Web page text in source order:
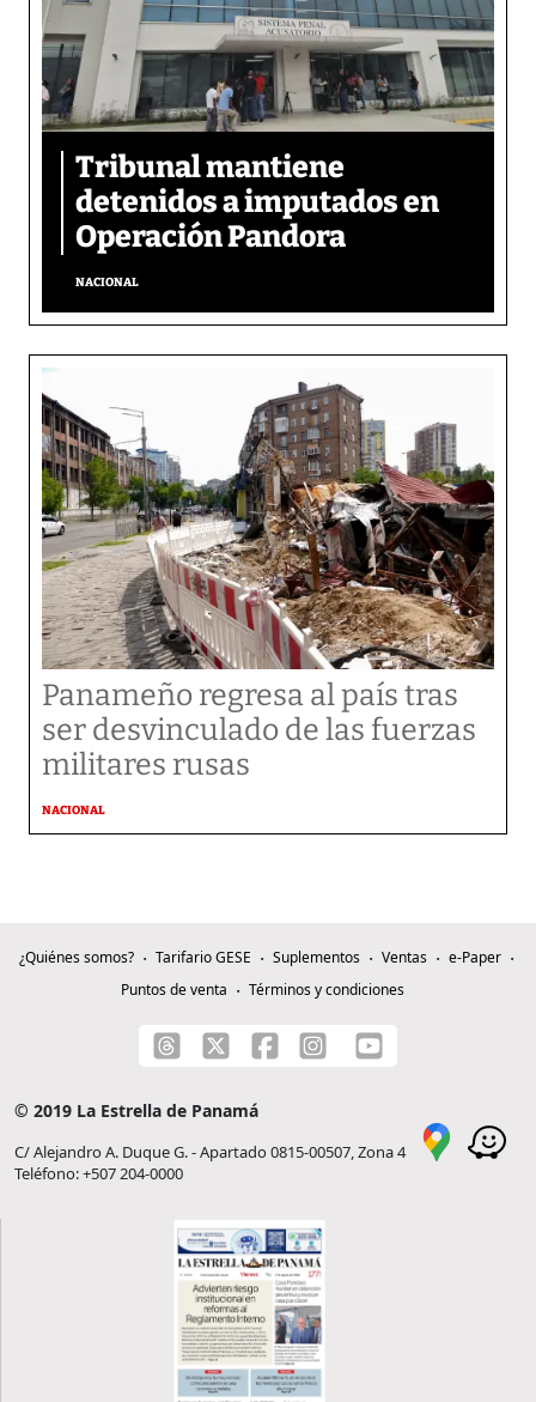
Tribunal mantiene
detenidos a imputados en
Operación Pandora
NACIONAL
Panameño regresa al país tras
ser desvinculado de las fuerzas
militares rusas
NACIONAL
¿Quiénes somos? Tarifario GESE Suplementos Ventas
e-Paper
Puntos de venta
Términos y condiciones
© 2019 La Estrella de Panamá
C/ Alejandro A. Duque G. - Apartado 0815-00507, Zona 4
Teléfono: +507 204-0000